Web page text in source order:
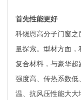
首先性能更好
科饶恩高分子门窗之
量探索。型材方面
复合材料，与豪华
强度高、传热系数
温、抗风压性能大大